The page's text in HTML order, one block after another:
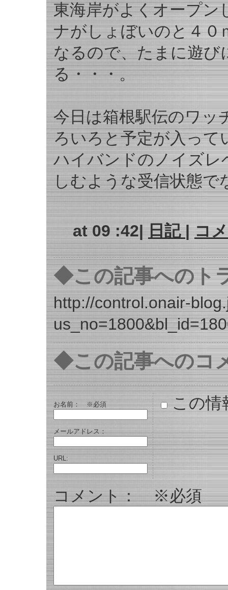
東海岸がよくオープン
ナがしょぼいのと４０
なるので、たまに遊び
る・・・。
今日は箱根駅伝のワッ
ろいろと予定が入って
ハイバンドのノイズレ
しむような受信状態で
at 09 :42|日記|コ
◆この記事へのト
http://control.onair-
◆この記事へのコ
お名前：※必須
メールアドレス：
URL:
この情
コメント： ※必須